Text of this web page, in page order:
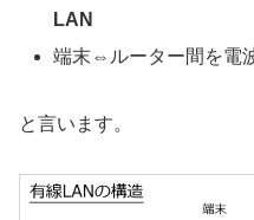
LAN
端末⇔ルーター間を電
と言います。